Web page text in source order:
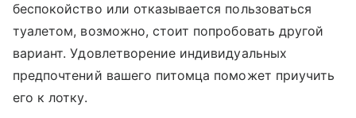
беспокойство или отказывается пользоваться
туалетом, возможно, стоит попробовать другой
вариант. Удовлетворение индивидуальных
предпочтений вашего питомца поможет приучить
его к лотку.